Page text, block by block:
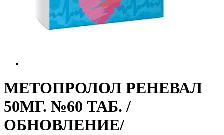
МЕТОПРОЛОЛ РЕНЕВАЛ
50МГ. №60 ТАБ. /
ОБНОВЛЕНИЕ/